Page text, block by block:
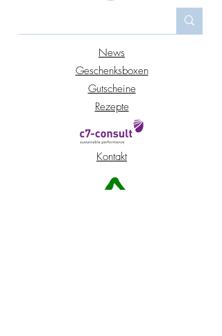
News
Geschenksboxen
Gutscheine
Rezepte
Kontakt